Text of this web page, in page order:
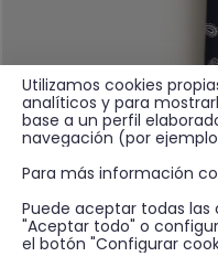
Utilizamos cookies
analíticos y para
base a un perfil
navegación (por
Para más información
Puede aceptar todas las
"Aceptar todo" o
el botón "Configurar